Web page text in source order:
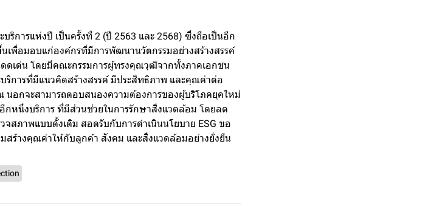
ริการแห่งปี เป็นครั้งที่ 2 (ปี 2563 และ 2568) ซึ่งถือเป็นอีก
เพื่อมอบแก่องค์กรที่มีการพัฒนานวัตกรรมอย่างสร้างสรรค์
ดเด่น โดยมีคณะกรรมการผู้ทรงคุณวุฒิจากทั้งภาคเอกชน
การที่มีแนวคิดสร้างสรรค์ มีประสิทธิภาพ และคุณค่าต่อ
นอกจะสามารถตอบสนองความต้องการของผู้บริโภคยุคใหม่
กหนึ่งบริการ ที่มีส่วนช่วยในการรักษาสิ่งแวดล้อม โดยลด
จสภาพแบบดั้งเดิม สอดรับกับการดำเนินนโยบาย ESG ขอ
สร้างคุณค่าให้กับลูกค้า สังคม และสิ่งแวดล้อมอย่างยั่งยืน